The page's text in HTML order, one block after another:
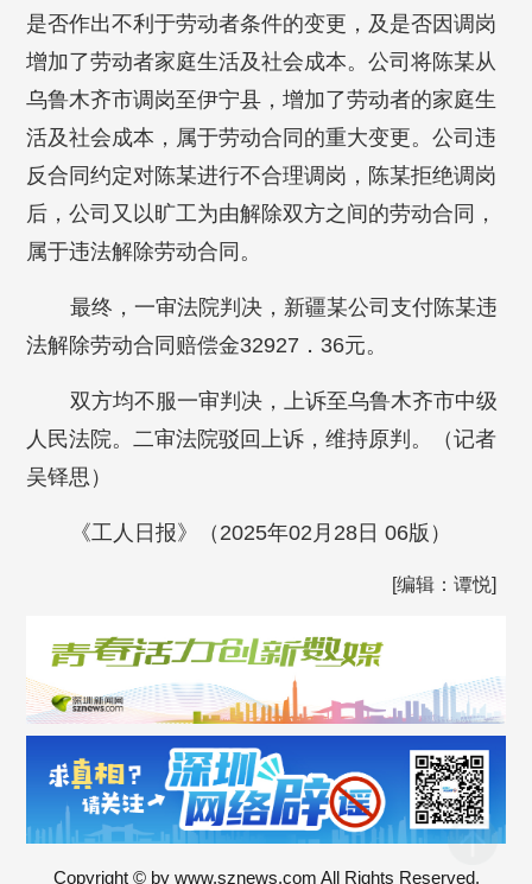
是否作出不利于劳动者条件的变更，及是否因调岗
增加了劳动者家庭生活及社会成本。公司将陈某从
乌鲁木齐市调岗至伊宁县，增加了劳动者的家庭生
活及社会成本，属于劳动合同的重大变更。公司违
反合同约定对陈某进行不合理调岗，陈某拒绝调岗
后，公司又以旷工为由解除双方之间的劳动合同，
属于违法解除劳动合同。
最终，一审法院判决，新疆某公司支付陈某违
法解除劳动合同赔偿金32927．36元。
双方均不服一审判决，上诉至乌鲁木齐市中级
人民法院。二审法院驳回上诉，维持原判。（记者
吴铎思 ）
《工人日报》（2025年02月28日 06版）
[编辑：谭悦]
Copyright © by www.sznews.com All Rights Reserved.